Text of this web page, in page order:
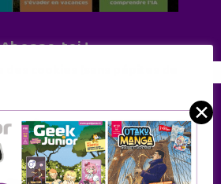
Abonne-toi !
JE M'ABONNE ! ✕